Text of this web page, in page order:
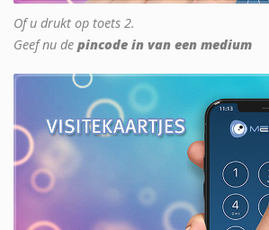
Of u drukt op toets 2.
Geef nu de pincode in van een medium